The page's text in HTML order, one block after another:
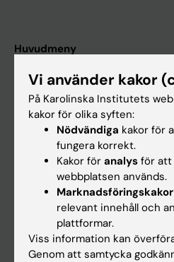
Huvudmeny
Utbildning
Forskarutbildning
Forskning
På gång
Kalender
Vi använder kakor
På Karolinska Institutets
kakor för olika syften:
Nödvändiga kakor för
fungera korrekt.
Kakor för analys för att
webbplatsen används.
Marknadsföringskakor
relevant innehåll och
plattformar.
Viss information kan
Genom att samtycka